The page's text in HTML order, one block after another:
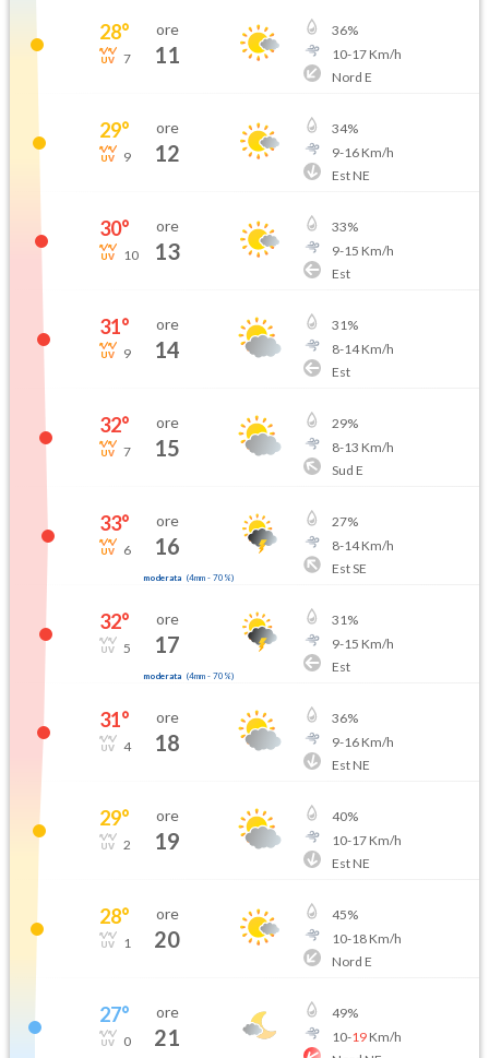
28°
7
ore
11
36%
10-17Km/h
Nord E
29°
9
ore
12
34%
9-16Km/h
Est NE
30°
10
ore
13
33%
9-15 Km/h
Est
31°
9
ore
14
31%
8-14Km/h
Est
32°
7
ore
15
29%
8-13 Km/h
Sud E
33°
6
ore
16
moderata (4mm- 70 %)
27%
8-14Km/h
Est SE
32°
5
ore
17
moderata (4mm- 70 %)
31%
9-15 Km/h
Est
31°
4
ore
18
36%
9-16Km/h
Est NE
29°
2
ore
19
40%
10-17Km/h
Est NE
28°
1
ore
20
45%
10-18Km/h
Nord E
27°
0
ore
21
49%
10-19Km/h